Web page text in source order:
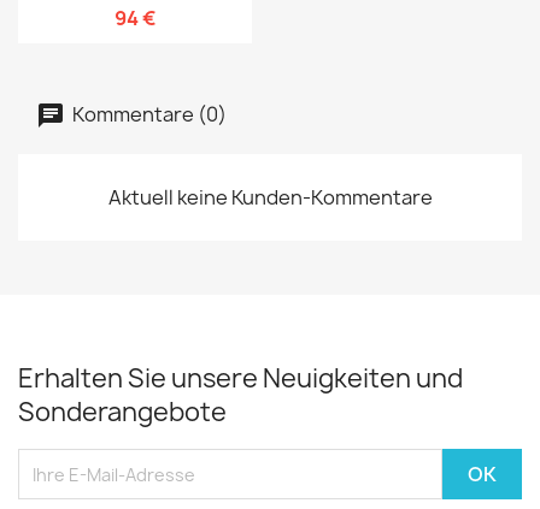
94 €
Kommentare (0)
Aktuell keine Kunden-Kommentare
Erhalten Sie unsere Neuigkeiten und
Sonderangebote